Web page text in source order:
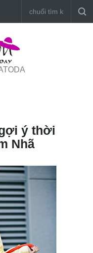
ý thời
Nhã